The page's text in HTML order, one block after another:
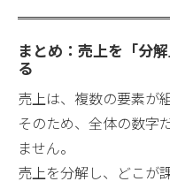
まとめ：売上を「分
る
売上は、複数の要素が
そのため、全体の数字
ません。
売上を分解し、どこが